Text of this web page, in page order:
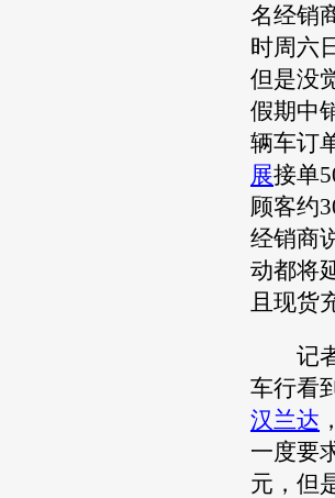
名经销
时周六
但是没
假期中
辆车订
展接单
顾客约
经销商
动都将
且现货
记者
车行看
汉兰达
一度要
元，但